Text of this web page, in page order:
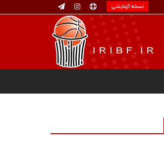
نسخه آزمایشی